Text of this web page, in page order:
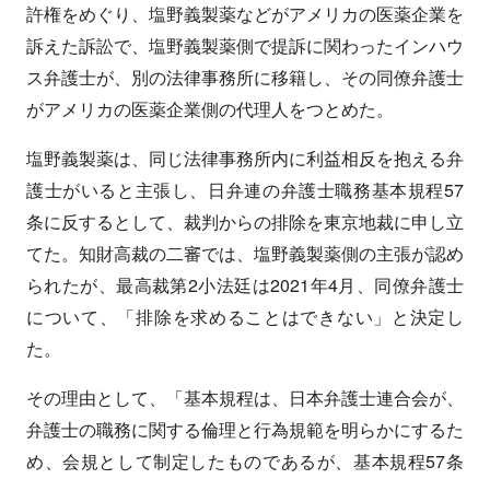
許権をめぐり、塩野義製薬などがアメリカの医薬企業を
訴えた訴訟で、塩野義製薬側で提訴に関わったインハウ
ス弁護士が、別の法律事務所に移籍し、その同僚弁護士
がアメリカの医薬企業側の代理人をつとめた。
塩野義製薬は、同じ法律事務所内に利益相反を抱える弁
護士がいると主張し、日弁連の弁護士職務基本規程57
条に反するとして、裁判からの排除を東京地裁に申し立
てた。知財高裁の二審では、塩野義製薬側の主張が認め
られたが、最高裁第2小法廷は2021年4月、同僚弁護士
について、「排除を求めることはできない」と決定し
た。
その理由として、「基本規程は、日本弁護士連合会が、
弁護士の職務に関する倫理と行為規範を明らかにするた
め、会規として制定したものであるが、基本規程57条